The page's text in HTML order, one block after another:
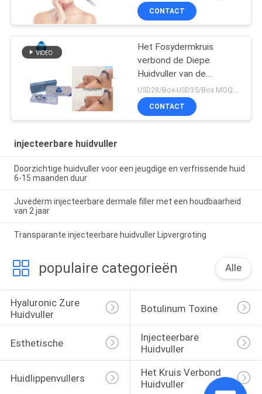
CONTACT
Het Fosydermkruis
verbond de Diepe
Huidvuller van de
Lijnvuller 2ml omhoog
voor Neus
CONTACT
injecteerbare huidvuller
Doorzichtige huidvuller voor een jeugdige en verfrissende huid
6-15 maanden duur
Juvederm injecteerbare dermale filler met een houdbaarheid
van 2 jaar
Transparante injecteerbare huidvuller Lipvergroting
populaire categorieën Alle
Hyaluronic Zure
Huidvuller
Botulinum Toxine
Esthetische
Injecteerbare
Huidvuller
Huidlippenvullers
Het Kruis Verbond
Huidvuller